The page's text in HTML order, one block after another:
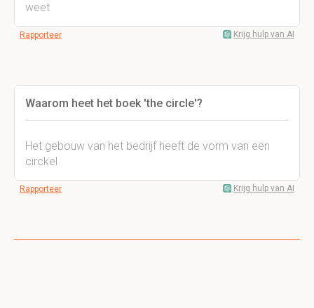
weet
Rapporteer Krijg hulp van AI
Waarom heet het boek 'the circle'?
Het gebouw van het bedrijf heeft de vorm van een
circkel
Rapporteer Krijg hulp van AI